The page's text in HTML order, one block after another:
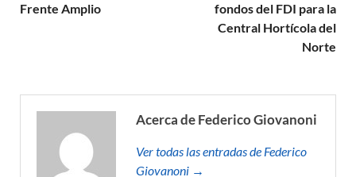
Frente Amplio
fondos del FDI para la
Central Hortícola del
Norte
Acerca de Federico Giovanoni
Ver todas las entradas de Federico
Giovanoni →